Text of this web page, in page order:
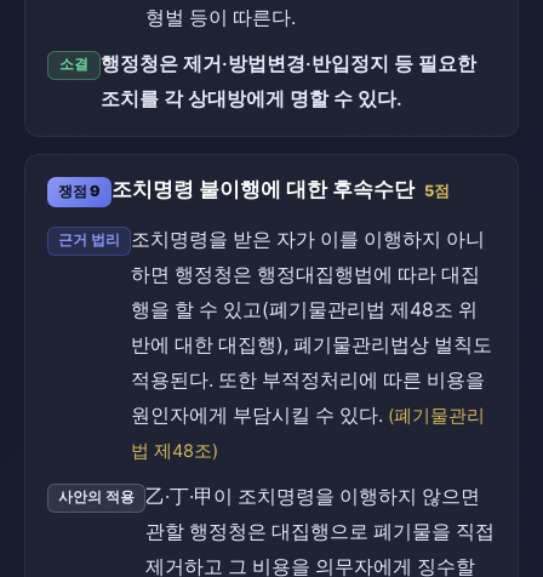
형벌 등이 따른다.
소결
행정청은 제거·방법변경·반입정지 등 필요한
조치를 각 상대방에게 명할 수 있다.
쟁점 9 조치명령 불이행에 대한 후속수단 5점
근거 법리
조치명령을 받은 자가 이를 이행하지 아니
하면 행정청은 행정대집행법에 따라 대집
행을 할 수 있고(폐기물관리법 제48조 위
반에 대한 대집행), 폐기물관리법상 벌칙도
적용된다. 또한 부적정처리에 따른 비용을
원인자에게 부담시킬 수 있다. (폐기물관리
법 제48조)
사안의 적용
乙·丁·甲이 조치명령을 이행하지 않으면
관할 행정청은 대집행으로 폐기물을 직접
제거하고 그 비용을 의무자에게 징수할